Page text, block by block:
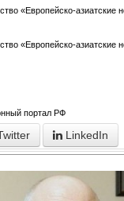
«Европейско-азиатские
«Европейско-азиатские
портал РФ
LinkedIn